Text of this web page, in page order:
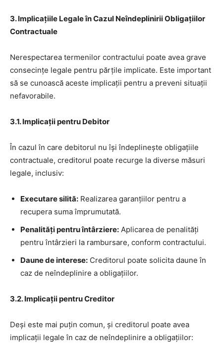
3. Implicațiile Legale în Cazul Neîndeplinirii Obligațiilor
Contractuale
Nerespectarea termenilor contractului poate avea grave
consecințe legale pentru părțile implicate. Este important
să se cunoască aceste implicații pentru a preveni situații
nefavorabile.
3.1. Implicații pentru Debitor
În cazul în care debitorul nu își îndeplinește obligațiile
contractuale, creditorul poate recurge la diverse măsuri
legale, inclusiv:
Executare silită: Realizarea garanțiilor pentru a
recupera suma împrumutată.
Penalități pentru întârziere: Aplicarea de penalități
pentru întârzieri la rambursare, conform contractului.
Daune de interese: Creditorul poate solicita daune în
caz de neîndeplinire a obligațiilor.
3.2. Implicații pentru Creditor
Deși este mai puțin comun, și creditorul poate avea
implicații legale în caz de neîndeplinire a obligațiilor: